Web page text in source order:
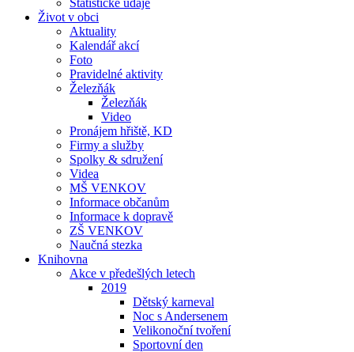
Statistické údaje
Život v obci
Aktuality
Kalendář akcí
Foto
Pravidelné aktivity
Železňák
Železňák
Video
Pronájem hřiště, KD
Firmy a služby
Spolky & sdružení
Videa
MŠ VENKOV
Informace občanům
Informace k dopravě
ZŠ VENKOV
Naučná stezka
Knihovna
Akce v předešlých letech
2019
Dětský karneval
Noc s Andersenem
Velikonoční tvoření
Sportovní den